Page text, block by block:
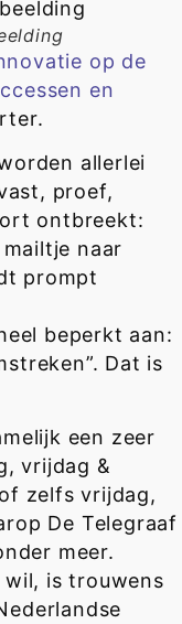
op de
en
allerlei
proef,
ontbreekt:
naar
prompt
beperkt aan:
Dat is
een zeer
vrijdag &
zelfs vrijdag,
De Telegraaf
meer.
wil, is trouwens